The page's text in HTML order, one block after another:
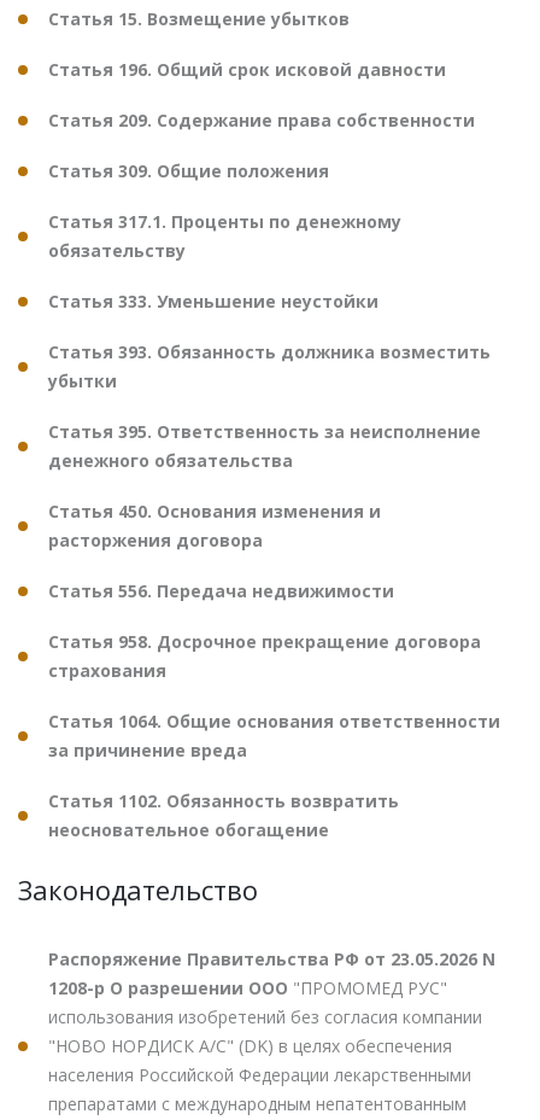
Статья 15. Возмещение убытков
Статья 196. Общий срок исковой давности
Статья 209. Содержание права собственности
Статья 309. Общие положения
Статья 317.1. Проценты по денежному
обязательству
Статья 333. Уменьшение неустойки
Статья 393. Обязанность должника возместить
убытки
Статья 395. Ответственность за неисполнение
денежного обязательства
Статья 450. Основания изменения и
расторжения договора
Статья 556. Передача недвижимости
Статья 958. Досрочное прекращение договора
страхования
Статья 1064. Общие основания ответственности
за причинение вреда
Статья 1102. Обязанность возвратить
неосновательное обогащение
Законодательство
Распоряжение Правительства РФ от 23.05.2026 N
1208-р О разрешении ООО "ПРОМОМЕД РУС"
использования изобретений без согласия компании
"НОВО НОРДИСК А/С" (DK) в целях обеспечения
населения Российской Федерации лекарственными
препаратами с международным непатентованным